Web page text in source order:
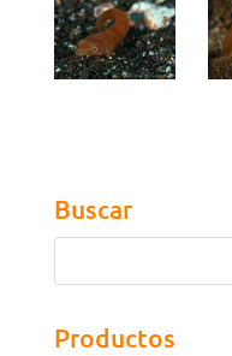
Buscar
Productos